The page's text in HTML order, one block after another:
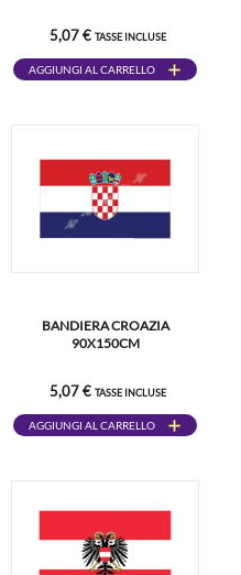
5,07 € TASSE INCLUSE
AGGIUNGI AL CARRELLO
BANDIERA CROAZIA
90X150CM
5,07 € TASSE INCLUSE
AGGIUNGI AL CARRELLO